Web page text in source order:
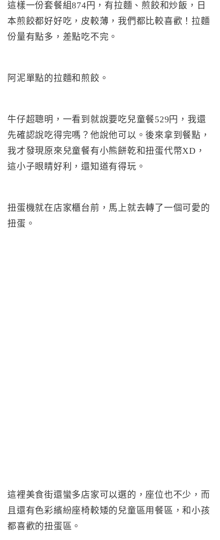
這樣一份套餐組874円，有拉麵、煎餃和炒飯，日
本煎餃都好好吃，皮較薄，我們都比較喜歡！拉麵
份量有點多，差點吃不完。
阿泥單點的拉麵和煎餃。
牛仔超聰明，一看到就說要吃兒童餐529円，我還
先確認說吃得完嗎？他說他可以。後來拿到餐點，
我才發現原來兒童餐有小熊餅乾和扭蛋代幣XD，
這小子眼睛好利，還知道有得玩。
扭蛋機就在店家櫃台前，馬上就去轉了一個可愛的
扭蛋。
這裡美食街還蠻多店家可以選的，座位也不少，而
且還有色彩繽紛座椅較矮的兒童區用餐區，和小孩
都喜歡的扭蛋區。